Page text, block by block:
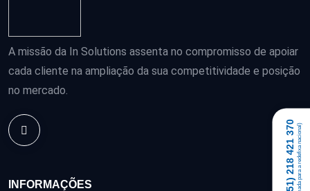
A missão da In Solutions assenta no compromisso de apoiar
cada cliente na ampliação da sua competitividade e posição
no mercado.
INFORMAÇÕES (+351) 218 421 370(Chamada para a redefixa nacional)